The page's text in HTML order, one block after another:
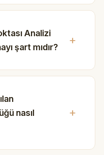
Analizi
şart mıdır?
nasıl